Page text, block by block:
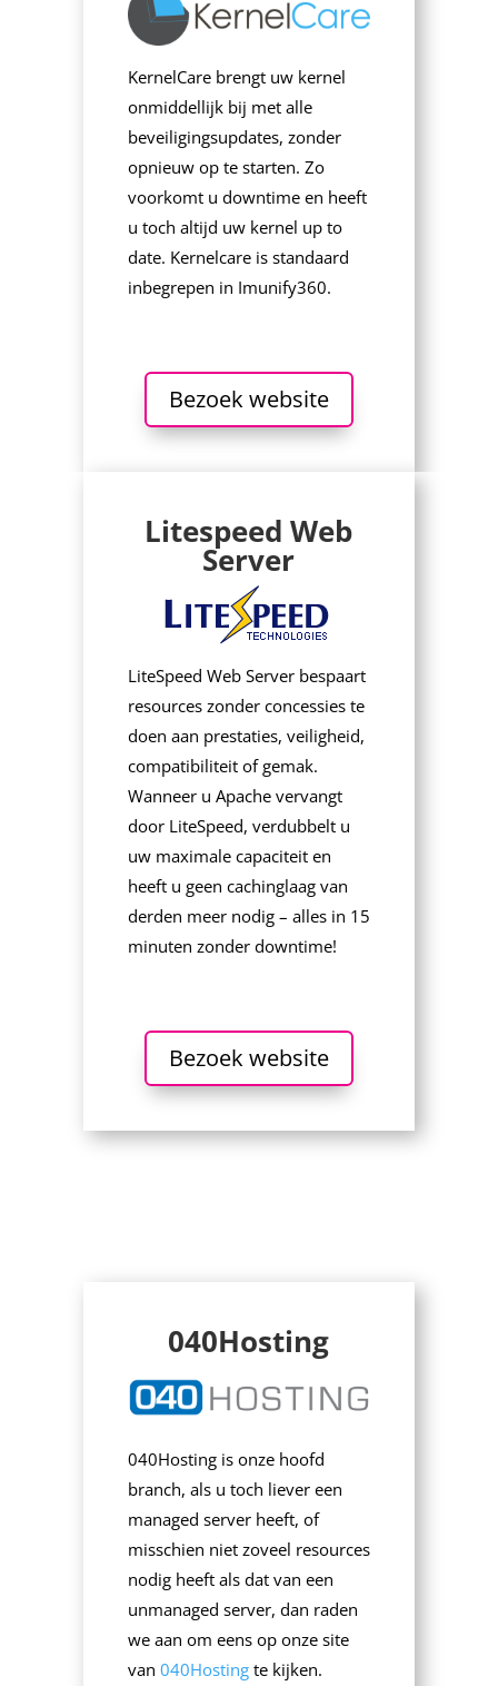
KernelCare brengt uw kernel
onmiddellijk bij met alle
beveiligingsupdates, zonder
opnieuw op te starten. Zo
voorkomt u downtime en heeft
u toch altijd uw kernel up to
date. Kernelcare is standaard
inbegrepen in Imunify360.
Bezoek website
Litespeed Web
Server
LiteSpeed Web Server bespaart
resources zonder concessies te
doen aan prestaties, veiligheid,
compatibiliteit of gemak.
Wanneer u Apache vervangt
door LiteSpeed, verdubbelt u
uw maximale capaciteit en
heeft u geen cachinglaag van
derden meer nodig – alles in 15
minuten zonder downtime!
Bezoek website
040Hosting
040Hosting is onze hoofd
branch, als u toch liever een
managed server heeft, of
misschien niet zoveel resources
nodig heeft als dat van een
unmanaged server, dan raden
we aan om eens op onze site
van 040Hostingte kijken.